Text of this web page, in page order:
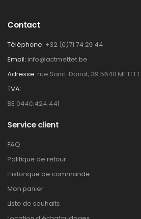
Contact
Téléphone: +32 (0)71 74 29 44
Email: info@actmettet.be
Adresse: rue Saint-Donat, 39 5640 METTET
TVA:
BE 0440.424.441
Service client
FAQ
Politique de retour
Historique de commande
Mon panier
Liste de souhaits